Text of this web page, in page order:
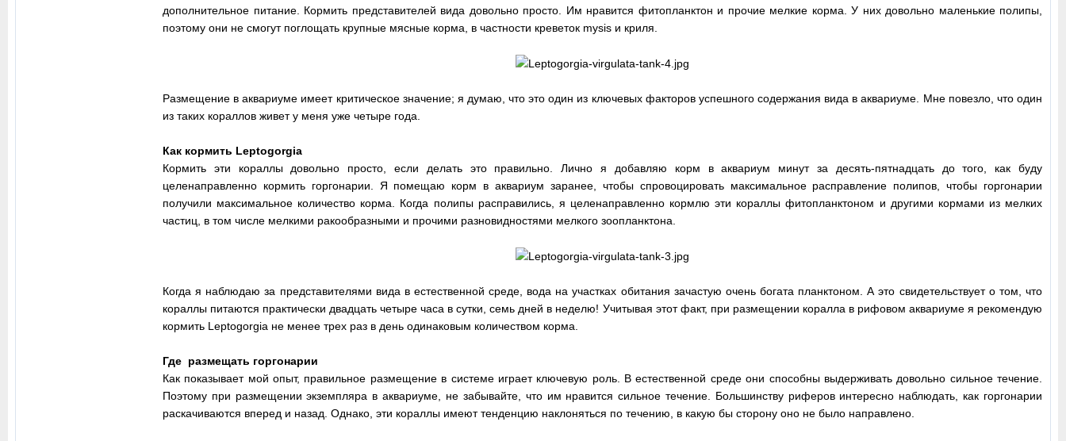
дополнительное питание. Кормить представителей вида довольно просто. Им нравится фитопланктон и прочие мелкие корма. У них довольно маленькие полипы,
поэтому они не смогут поглощать крупные мясные корма, в частности креветок mysis и криля.
Размещение в аквариуме имеет критическое значение; я думаю, что это один из ключевых факторов успешного содержания вида в аквариуме. Мне повезло, что один
из таких кораллов живет у меня уже четыре года.
Как кормить Leptogorgia
Кормить эти кораллы довольно просто, если делать это правильно. Лично я добавляю корм в аквариум минут за десять-пятнадцать до того, как буду
целенаправленно кормить горгонарии. Я помещаю корм в аквариум заранее, чтобы спровоцировать максимальное расправление полипов, чтобы горгонарии
получили максимальное количество корма. Когда полипы расправились, я целенаправленно кормлю эти кораллы фитопланктоном и другими кормами из мелких
частиц, в том числе мелкими ракообразными и прочими разновидностями мелкого зоопланктона.
Когда я наблюдаю за представителями вида в естественной среде, вода на участках обитания зачастую очень богата планктоном. А это свидетельствует о том, что
кораллы питаются практически двадцать четыре часа в сутки, семь дней в неделю! Учитывая этот факт, при размещении коралла в рифовом аквариуме я рекомендую
кормить Leptogorgia не менее трех раз в день одинаковым количеством корма.
Где размещать горгонарии
Как показывает мой опыт, правильное размещение в системе играет ключевую роль. В естественной среде они способны выдерживать довольно сильное течение.
Поэтому при размещении экземпляра в аквариуме, не забывайте, что им нравится сильное течение. Большинству риферов интересно наблюдать, как горгонарии
раскачиваются вперед и назад. Однако, эти кораллы имеют тенденцию наклоняться по течению, в какую бы сторону оно не было направлено.